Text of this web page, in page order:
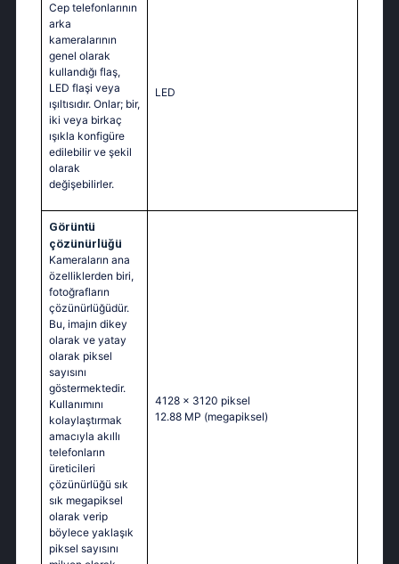
Cep telefonlarının
arka
kameralarının
genel olarak
kullandığı flaş,
LED flaşi veya
ışıltısıdır. Onlar; bir,
iki veya birkaç
ışıkla konfigüre
edilebilir ve şekil
olarak
değişebilirler.
LED
Görüntü
çözünürlüğü
Kameraların ana
özelliklerden biri,
fotoğrafların
çözünürlüğüdür.
Bu, imajın dikey
olarak ve yatay
olarak piksel
sayısını
göstermektedir.
Kullanımını
kolaylaştırmak
amacıyla akıllı
telefonların
üreticileri
çözünürlüğü sık
sık megapiksel
olarak verip
böylece yaklaşık
piksel sayısını
4128 x 3120 piksel
12.88 MP (megapiksel)